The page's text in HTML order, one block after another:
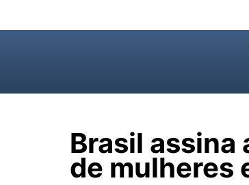
Brasil assina
de mulheres